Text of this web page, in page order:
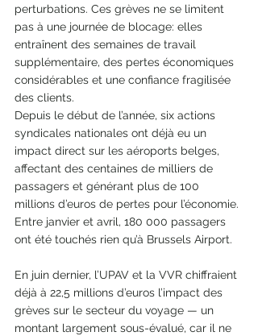
perturbations. Ces grèves ne se limitent
pas à une journée de blocage: elles
entraînent des semaines de travail
supplémentaire, des pertes économiques
considérables et une confiance fragilisée
des clients.
Depuis le début de l’année, six actions
syndicales nationales ont déjà eu un
impact direct sur les aéroports belges,
affectant des centaines de milliers de
passagers et générant plus de 100
millions d’euros de pertes pour l’économie.
Entre janvier et avril, 180 000 passagers
ont été touchés rien qu’à Brussels Airport.
En juin dernier, l’UPAV et la VVR chiffraient
déjà à 22,5 millions d’euros l’impact des
grèves sur le secteur du voyage — un
montant largement sous-évalué, car il ne